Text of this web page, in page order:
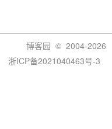
博客园 © 2004-2026
浙ICP备2021040463号-3